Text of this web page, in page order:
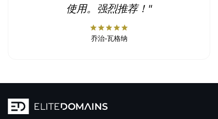
使用。强烈推荐！"
starstarstarstarstar
乔治-瓦格纳